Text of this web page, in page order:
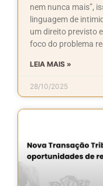
nem nunca mais”,
linguagem de
um direito previsto
foco do problema
LEIA MAIS »
28/10/2025